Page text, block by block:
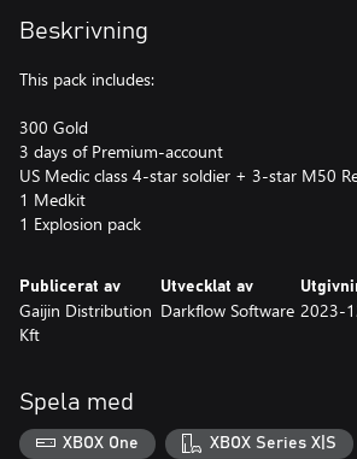
Beskrivning
This pack includes:
300 Gold
3 days of Premium-account
US Medic class 4-star soldier + 3-star M50
1 Medkit
1 Explosion pack
Publicerat av
Gaijin Distribution
Kft
Utvecklat av
Darkflow Software 2023-
Spela med
XBOX One XBOX Series X|S